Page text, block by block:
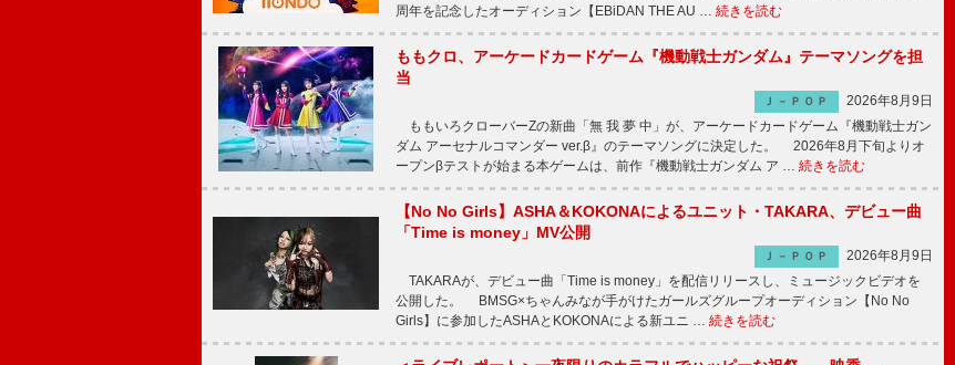
周年を記念したオーディション【EBiDAN THE AU … 続きを読む
ももクロ、アーケードカードゲーム『機動戦士ガンダム』テーマソングを担
当
Ｊ－ＰＯＰ
2026年8月9日
ももいろクローバーZの新曲「無 我 夢 中」が、アーケードカードゲーム『機動戦士ガン
ダム アーセナルコマンダー ver.β』のテーマソングに決定した。 2026年8月下旬よりオ
ープンβテストが始まる本ゲームは、前作『機動戦士ガンダム ア … 続きを読む
【No No Girls】ASHA＆KOKONAによるユニット・TAKARA、デビュー曲
「Time is money」MV公開
Ｊ－ＰＯＰ
2026年8月9日
TAKARAが、デビュー曲「Time is money」を配信リリースし、ミュージックビデオを
公開した。 BMSG×ちゃんみなが手がけたガールズグループオーディション【No No
Girls】に参加したASHAとKOKONAによる新ユニ … 続きを読む